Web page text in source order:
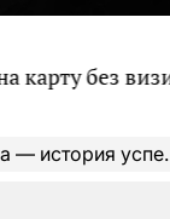
визита в
и личных трудностей в жизни звезды